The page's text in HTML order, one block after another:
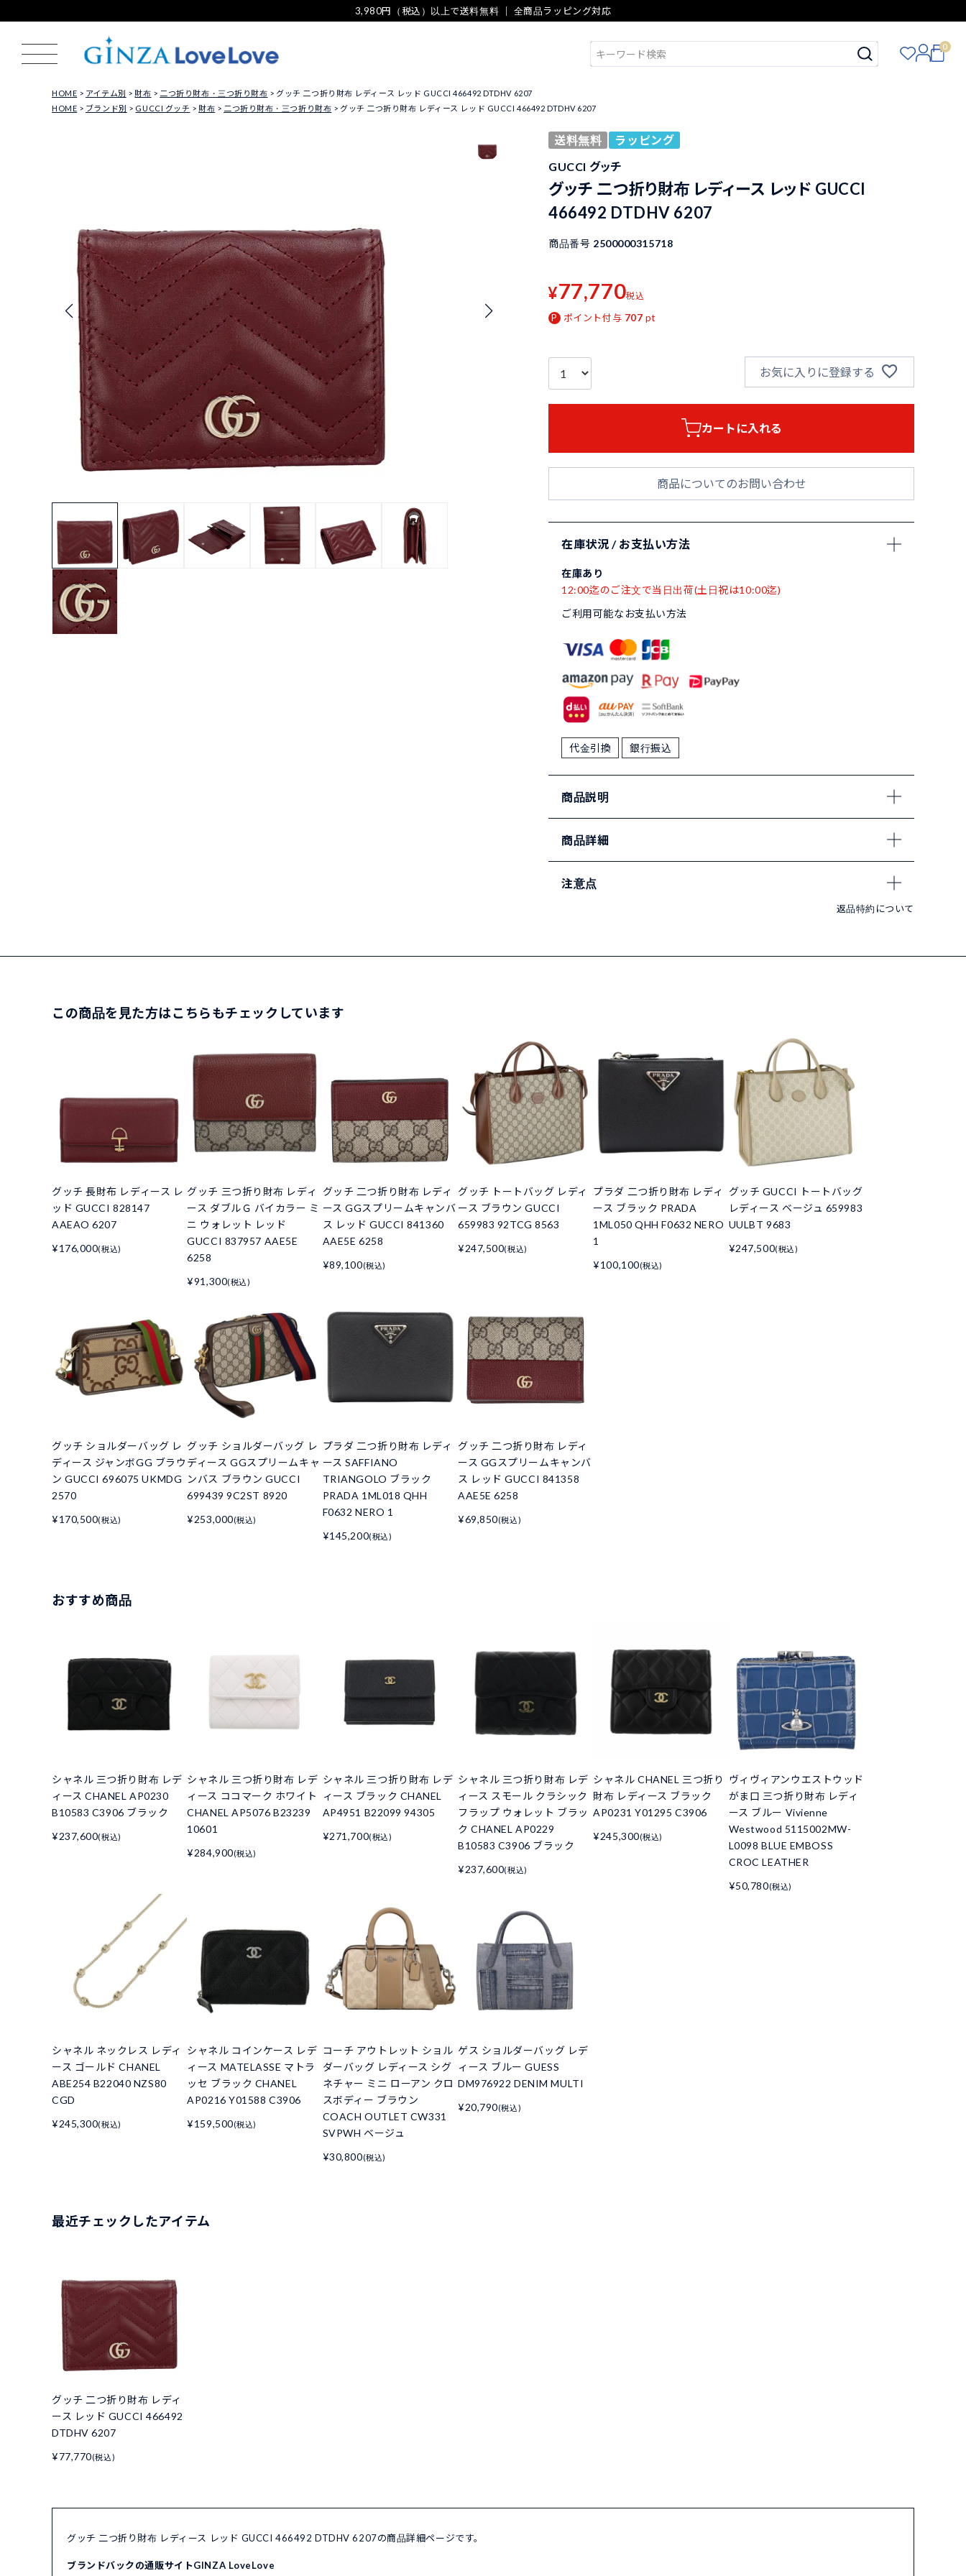
3,980円（税込）以上で送料無料 ｜ 全商品ラッピング対応
0
HOME アイテム別 財布 二つ折り財布・三つ折り財布
グッチ 二つ折り財布 レディース レッド GUCCI 466492 DTDHV 6207
HOME
ブランド別 GUCCI グッチ 財布 二つ折り財布・三つ折り財布 グッチ 二つ折り財布 レディース レッド GUCCI 466492 DTDHV 6207
送料無料
ラッピング
GUCCI グッチ
グッチ 二つ折り財布 レディース レッド GUCCI
466492 DTDHV 6207
商品番号 2500000315718
¥77,770税込
ポイント付与 707 pt
お気に入りに登録する
カートに入れる
商品についてのお問い合わせ
在庫状況 / お支払い方法
在庫あり
12:00迄のご注文で当日出荷(土日祝は10:00迄)
ご利用可能なお支払い方法
代金引換 銀行振込
商品説明
商品詳細
注意点
返品特約について
この商品を見た方はこちらもチェックしています
グッチ 長財布 レディース レ
ッド GUCCI 828147
AAEAO 6207
¥176,000(税込)
グッチ 三つ折り財布 レディ
ース ダブルＧ バイカラー ミ
ニ ウォレット レッド
GUCCI 837957 AAE5E
6258
¥91,300(税込)
グッチ 二つ折り財布 レディ
ース GGスプリームキャンバ
ス レッド GUCCI 841360
AAE5E 6258
¥89,100(税込)
グッチ トートバッグ レディ
ース ブラウン GUCCI
659983 92TCG 8563
¥247,500(税込)
プラダ 二つ折り財布 レディ
ース ブラック PRADA
1ML050 QHH F0632 NERO
1
¥100,100(税込)
グッチ GUCCI トートバッグ
レディース ベージュ 659983
UULBT 9683
¥247,500(税込)
グッチ ショルダーバッグ レ
ディース ジャンボGG ブラウ
ン GUCCI 696075 UKMDG
2570
¥170,500(税込)
グッチ ショルダーバッグ レ
ディース GGスプリームキャ
ンバス ブラウン GUCCI
699439 9C2ST 8920
¥253,000(税込)
プラダ 二つ折り財布 レディ
ース SAFFIANO
TRIANGOLO ブラック
PRADA 1ML018 QHH
F0632 NERO 1
¥145,200(税込)
グッチ 二つ折り財布 レディ
ース GGスプリームキャンバ
ス レッド GUCCI 841358
AAE5E 6258
¥69,850(税込)
おすすめ商品
シャネル 三つ折り財布 レデ
ィース CHANEL AP0230
B10583 C3906 ブラック
¥237,600(税込)
シャネル 三つ折り財布 レデ
ィース ココマーク ホワイト
CHANEL AP5076 B23239
10601
¥284,900(税込)
シャネル 三つ折り財布 レデ
ィース ブラック CHANEL
AP4951 B22099 94305
¥271,700(税込)
シャネル 三つ折り財布 レデ
ィース スモール クラシック
フラップ ウォレット ブラッ
ク CHANEL AP0229
B10583 C3906 ブラック
¥237,600(税込)
シャネル CHANEL 三つ折り
財布 レディース ブラック
AP0231 Y01295 C3906
¥245,300(税込)
ヴィヴィアンウエストウッド
がま口 三つ折り財布 レディ
ース ブルー Vivienne
Westwood 5115002MW-
L0098 BLUE EMBOSS
CROC LEATHER
¥50,780(税込)
シャネル ネックレス レディ
ース ゴールド CHANEL
ABE254 B22040 NZS80
CGD
¥245,300(税込)
シャネル コインケース レデ
ィース MATELASSE マトラ
ッセ ブラック CHANEL
AP0216 Y01588 C3906
¥159,500(税込)
コーチ アウトレット ショル
ダーバッグ レディース シグ
ネチャー ミニ ローアン クロ
スボディー ブラウン
COACH OUTLET CW331
SVPWH ベージュ
¥30,800(税込)
ゲス ショルダーバッグ レデ
ィース ブルー GUESS
DM976922 DENIM MULTI
¥20,790(税込)
最近チェックしたアイテム
グッチ 二つ折り財布 レディ
ース レッド GUCCI 466492
DTDHV 6207
¥77,770(税込)
グッチ 二つ折り財布 レディース レッド GUCCI 466492 DTDHV 6207の商品詳細ページです。
ブランドバックの通販サイトGINZA LoveLove